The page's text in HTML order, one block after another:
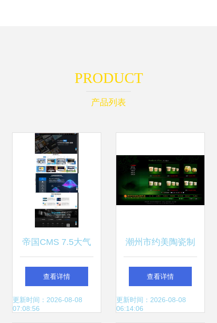
PRODUCT
产品列表
帝国CMS 7.5大气
高科技感企业网站
模板 开启自适应建
查看详情
更新时间：2026-08-08
07:08:56
潮州市约美陶瓷制
作厂官网建设 数字
赋能传统陶瓷产业
查看详情
更新时间：2026-08-08
06:14:06